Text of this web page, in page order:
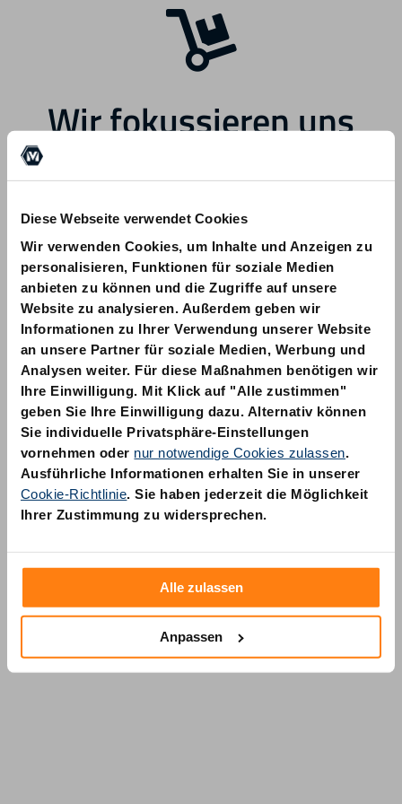
Diese Webseite verwendet Cookies
Wir verwenden Cookies, um Inhalte und Anzeigen zu
personalisieren, Funktionen für soziale Medien
anbieten zu können und die Zugriffe auf unsere
Website zu analysieren. Außerdem geben wir
Informationen zu Ihrer Verwendung unserer Website
an unsere Partner für soziale Medien, Werbung und
Analysen weiter. Für diese Maßnahmen benötigen wir
Ihre Einwilligung. Mit Klick auf "Alle zustimmen"
geben Sie Ihre Einwilligung dazu. Alternativ können
Sie individuelle Privatsphäre-Einstellungen
vornehmen oder nur notwendige Cookies zulassen.
Ausführliche Informationen erhalten Sie in unserer
Cookie-Richtlinie. Sie haben jederzeit die Möglichkeit
Ihrer Zustimmung zu widersprechen.
Alle zulassen
Anpassen
Wir fokussieren uns
zukünftig auf andere
Bereiche.
Bei Fragen zu Ihrer Bestellung wenden
Sie sich bitte an info@am-quality.com
AM Quality GmbH
Wolfsstraße 6-14